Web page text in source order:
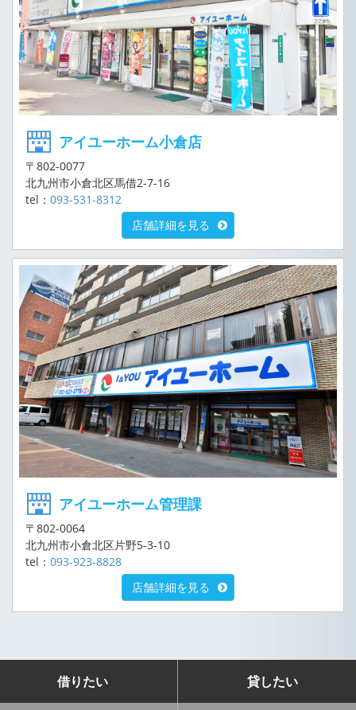
アイユーホーム小倉店
〒802-0077
北九州市小倉北区馬借2-7-16
tel： 093-531-8312
店舗詳細を見る
アイユーホーム管理課
〒802-0064
北九州市小倉北区片野5-3-10
tel： 093-923-8828
店舗詳細を見る
借りたい 貸したい